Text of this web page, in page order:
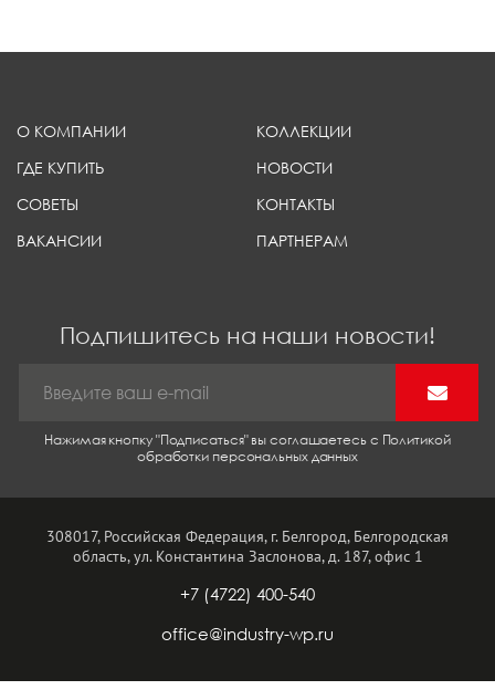
О КОМПАНИИ
КОЛЛЕКЦИИ
ГДЕ КУПИТЬ
НОВОСТИ
СОВЕТЫ
КОНТАКТЫ
ВАКАНСИИ
ПАРТНЕРАМ
Подпишитесь на наши новости!
Нажимая кнопку "Подписаться" вы соглашаетесь с Политикой
обработки персональных данных
308017, Российская Федерация, г. Белгород, Белгородская
область, ул. Константина Заслонова, д. 187, офис 1
+7 (4722) 400-540
office@industry-wp.ru